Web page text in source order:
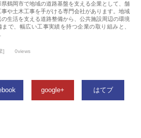
県鶴岡市で地域の道路基盤を支える企業として、舗
事や土木工事を手がける専門会社があります。地域
の生活を支える道路整備から、公共施設周辺の環境
まで、幅広い工事実績を持つ企業の取り組みと、
] 0views
google+ はてブ